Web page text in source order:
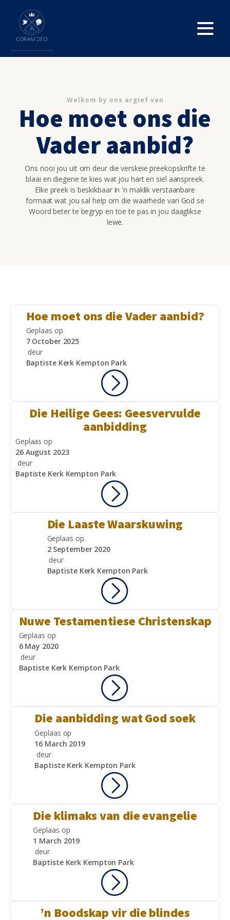
Welkom by ons argief van
Hoe moet ons die
Vader aanbid?
Ons nooi jou uit om deur die verskeie preekopskrifte te
blaai en diegene te kies wat jou hart en siel aanspreek.
Elke preek is beskikbaar in 'n maklik verstaanbare
formaat wat jou sal help om die waarhede van God se
Woord beter te begryp en toe te pas in jou daaglikse
lewe.
Hoe moet ons die Vader aanbid?
Geplaas op
7 October 2025
deur
Baptiste Kerk Kempton Park
Die Heilige Gees: Geesvervulde
aanbidding
Geplaas op
26 August 2023
deur
Baptiste Kerk Kempton Park
Die Laaste Waarskuwing
Geplaas op
2 September 2020
deur
Baptiste Kerk Kempton Park
Nuwe Testamentiese Christenskap
Geplaas op
6 May 2020
deur
Baptiste Kerk Kempton Park
Die aanbidding wat God soek
Geplaas op
16 March 2019
deur
Baptiste Kerk Kempton Park
Die klimaks van die evangelie
Geplaas op
1 March 2019
deur
Baptiste Kerk Kempton Park
’n Boodskap vir die blindes